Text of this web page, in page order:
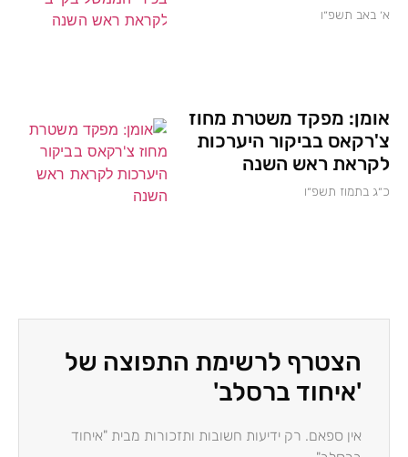
א׳ באב תשפ״ו
אומן: מפקד משטרת מחוז
צ'רקאס בביקור היערכות
לקראת ראש השנה
כ״ג בתמוז תשפ״ו
הצטרף לרשימת התפוצה של
'איחוד ברסלב'
אין ספאם. רק ידיעות חשובות ותזכורות מבית "איחוד